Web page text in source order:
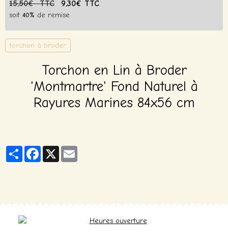
15,50€ TTC 9,30€ TTC
soit 40% de remise
torchon à broder
Torchon en Lin à Broder
'Montmartre' Fond Naturel à
Rayures Marines 84x56 cm
PartagerFacebook
X